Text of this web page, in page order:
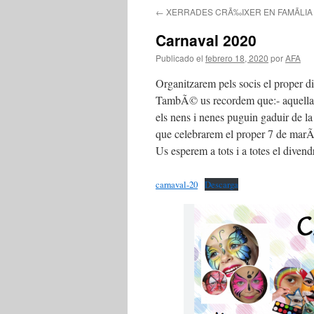
← XERRADES CRÃ‰IXER EN FAMÃLIA
Carnaval 2020
Publicado el febrero 18, 2020 porAFA
Organitzarem pels socis el proper
TambÃ© us recordem que:-
els nens i nenes puguin gaduir de
que celebrarem el proper 7 de
Us esperem a tots i a totes el
carnaval-20 Descarga